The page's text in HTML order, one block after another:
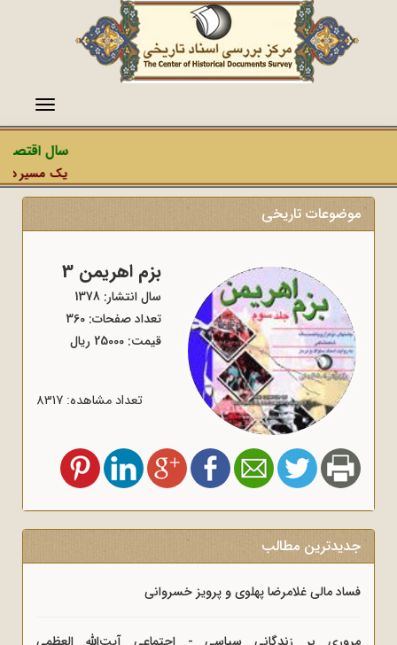
منو
سال
یک مسیر
موضوعات تاریخی
بزم اهریمن 3
سال انتشار: 1378
تعداد صفحات: 360
قیمت: 25000 ریال
تعداد مشاهده: 8317
جدیدترین مطالب
فساد مالی غلامرضا پهلوی و پرویز خسروانی